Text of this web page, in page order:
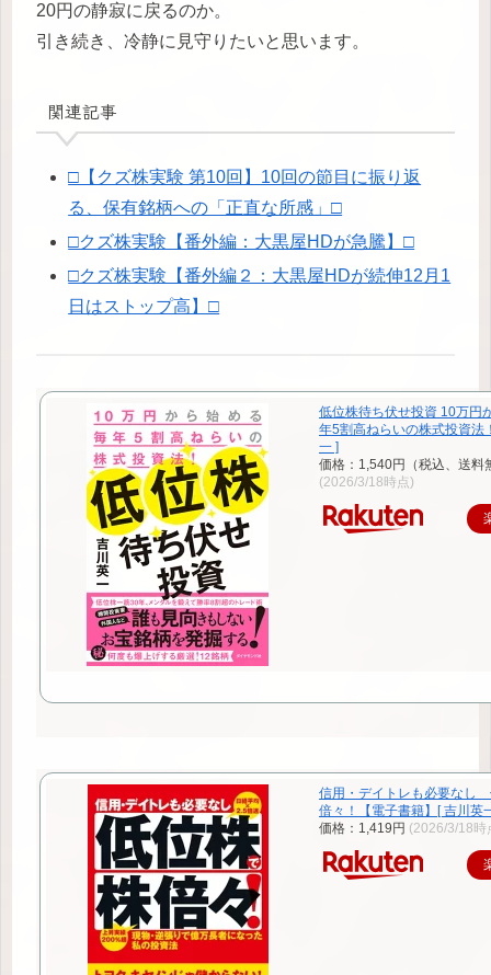
20円の静寂に戻るのか。
引き続き、冷静に見守りたいと思います。
関連記事
□【クズ株実験 第10回】10回の節目に振り返
る、保有銘柄への「正直な所感」□
□クズ株実験【番外編：大黒屋HDが急騰】□
□クズ株実験【番外編２：大黒屋HDが続伸12月1
日はストップ高】□
低位株待ち伏せ投資 10万円
年5割高ねらいの株式投資
一 ]
価格：1,540円（税込、送料
(2026/3/18時点)
信用・デイトレも必要なし
倍々！【電子書籍】[ 吉川英
価格：1,419円 (2026/3/18時